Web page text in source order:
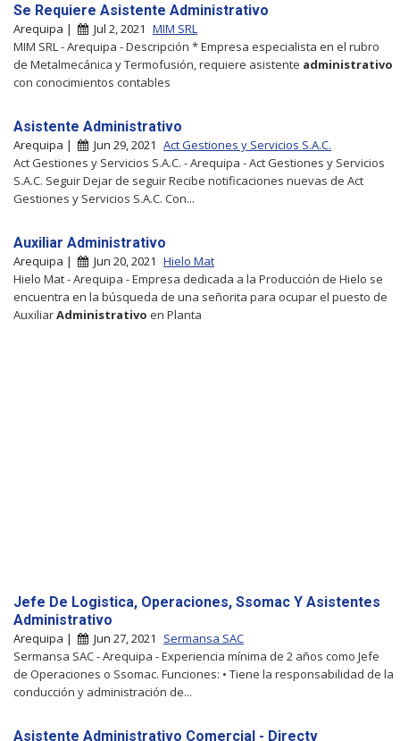
Se Requiere Asistente Administrativo
Arequipa | Jul 2, 2021 MIM SRL
MIM SRL - Arequipa - Descripción * Empresa especialista en el rubro
de Metalmecánica y Termofusión, requiere asistente administrativo
con conocimientos contables
Asistente Administrativo
Arequipa | Jun 29, 2021 Act Gestiones y Servicios S.A.C.
Act Gestiones y Servicios S.A.C. - Arequipa - Act Gestiones y Servicios
S.A.C. Seguir Dejar de seguir Recibe notificaciones nuevas de Act
Gestiones y Servicios S.A.C. Con...
Auxiliar Administrativo
Arequipa | Jun 20, 2021 Hielo Mat
Hielo Mat - Arequipa - Empresa dedicada a la Producción de Hielo se
encuentra en la búsqueda de una señorita para ocupar el puesto de
AuxiliarAdministrativo en Planta
Jefe De Logistica, Operaciones, Ssomac Y Asistentes
Administrativo
Arequipa | Jun 27, 2021
Sermansa SAC
Sermansa SAC - Arequipa - Experiencia mínima de 2 años como Jefe
de Operaciones o Ssomac. Funciones: • Tiene la responsabilidad de la
conducción y administración de...
Asistente Administrativo Comercial - Directv